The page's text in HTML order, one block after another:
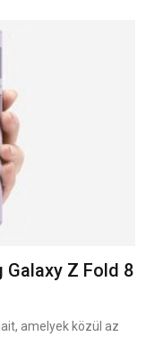
Z Fold 8
amelyek közül az